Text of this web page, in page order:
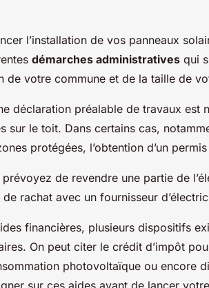
l’installation de vos panneaux
démarches administratives qui
de votre commune et de la taille de
déclaration préalable de travaux est
sur le toit. Dans certains cas,
protégées, l’obtention d’un
de revendre une partie de
rachat avec un fournisseur
financières, plusieurs dispositifs
On peut citer le crédit d’impôt
photovoltaïque ou encore
sur ces aides avant de lancer